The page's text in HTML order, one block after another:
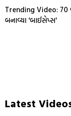
Trending Video: 70
બનાવ્યા 'બાઈસેપ્સ'
Latest